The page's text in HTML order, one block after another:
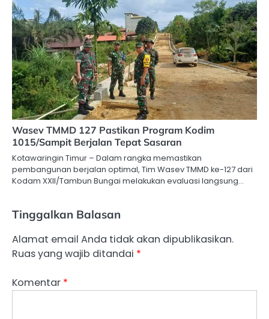
Wasev TMMD 127 Pastikan Program Kodim
1015/Sampit Berjalan Tepat Sasaran
Kotawaringin Timur – Dalam rangka memastikan
pembangunan berjalan optimal, Tim Wasev TMMD ke-127 dari
Kodam XXII/Tambun Bungai melakukan evaluasi langsung…
Tinggalkan Balasan
Alamat email Anda tidak akan dipublikasikan.
Ruas yang wajib ditandai *
Komentar *